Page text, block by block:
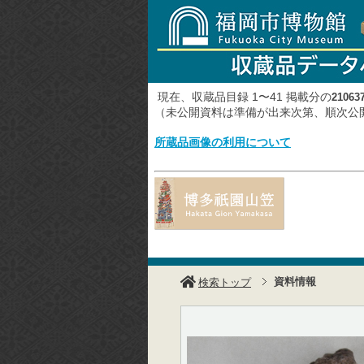
現在、収蔵品目録 1〜41 掲載分の
（未公開資料は準備が出来次第、順次
所蔵品画像の利用について
検索トップ 資料情報